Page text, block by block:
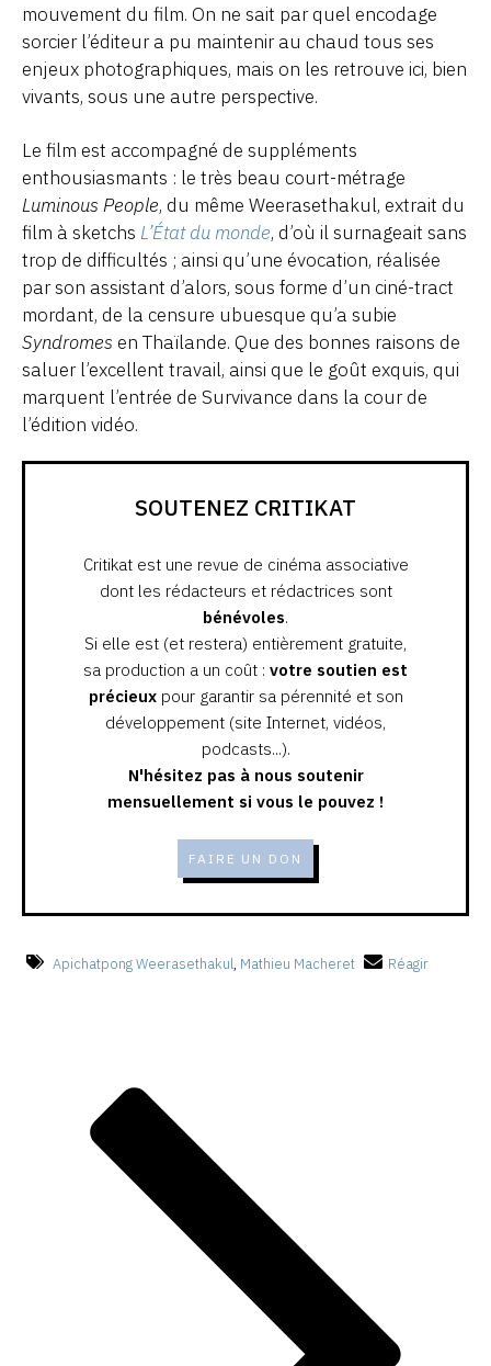
mouvement du film. On ne sait par quel encodage
sorcier l’éditeur a pu maintenir au chaud tous ses
enjeux photographiques, mais on les retrouve ici, bien
vivants, sous une autre perspective.
Le film est accompagné de suppléments
enthousiasmants : le très beau court-métrage
Luminous People, du même Weerasethakul, extrait du
film à sketchs L’État du monde, d’où il surnageait sans
trop de difficultés ; ainsi qu’une évocation, réalisée
par son assistant d’alors, sous forme d’un ciné-tract
mordant, de la censure ubuesque qu’a subie
Syndromes en Thaïlande. Que des bonnes raisons de
saluer l’excellent travail, ainsi que le goût exquis, qui
marquent l’entrée de Survivance dans la cour de
l’édition vidéo.
SOUTENEZ CRITIKAT
Critikat est une revue de cinéma associative
dont les rédacteurs et rédactrices sont
bénévoles.
Si elle est (et restera) entièrement gratuite,
sa production a un coût : votre soutien est
précieuxpour garantir sa pérennité et son
développement (site Internet, vidéos,
podcasts...).
N'hésitez pas à nous soutenir
mensuellement si vous le pouvez !
FAIRE UN DON
Apichatpong Weerasethakul, Mathieu Macheret Réagir